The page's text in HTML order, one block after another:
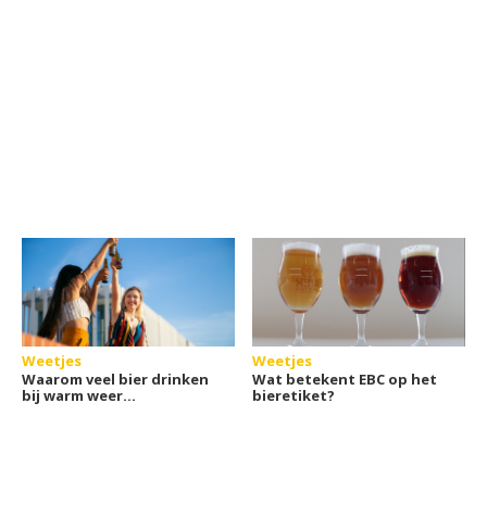
Weetjes
Waarom veel bier drinken
bij warm weer
Weetjes
Wat betekent EBC op het
bieretiket?